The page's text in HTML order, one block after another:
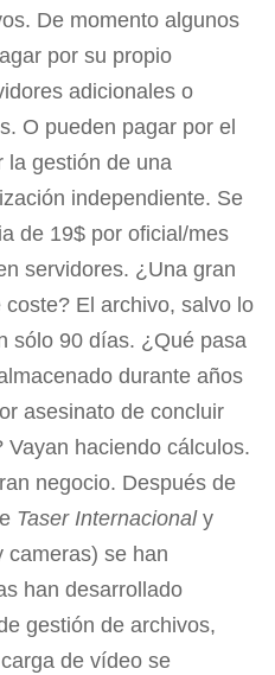
De momento algunos
por su propio
adicionales o
O pueden pagar por el
la gestión de una
independiente. Se
de 19$ por oficial/mes
servidores. ¿Una gran
El archivo, salvo lo
sólo 90 días. ¿Qué pasa
durante años
asesinato de concluir
haciendo cálculos.
negocio. Después de
Taser Internacionaly
cameras) se han
han desarrollado
gestión de archivos,
de vídeo se